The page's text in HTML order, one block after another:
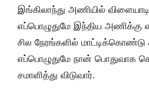
இங்கிலாந்து அணியில்
எப்பொழுதுமே இந்திய அணிக்கு
சில நேரங்களில் மாட்டிக்கொண்டு
எப்பொழுதுமே நான் பொதுவாக
சமாளித்து விடுவார்.